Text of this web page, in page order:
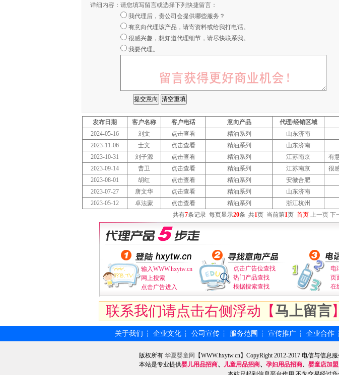
详细内容： 请您填写留言或选择下列快捷留言：
我代理后，贵公司会提供哪些服务？
有意向代理该产品，请寄资料或给我打电话。
很感兴趣，想知道代理细节，请尽快联系我。
我要代理。
发布日期 客户名称 客户电话 意向产品 代理/经销区域
2024-05-16
刘文 点击查看 精油系列
山东济南
2023-11-06
士文 点击查看 精油系列
山东济南
2023-10-31
刘子源 点击查看 精油系列 江苏南京
有
2023-09-14
曹卫 点击查看 精油系列 江苏南京
很
2023-08-01
胡红 点击查看 精油系列
安徽合肥
2023-07-27
唐文华 点击查看 精油系列
山东济南
2023-05-12
卓法蒙 点击查看 精油系列
浙江杭州
共有7条记录 每页显示20条 共1页 当前第1页 首页 上一页 下
输入WWW.hxytw.cn
网上搜索
点击广告进入
点击广告位查找
热门产品查找
根据搜索查找
电
页
在
联系我们请点击右侧浮动【马上留言
关于我们 ┆ 企业文化 ┆ 公司宣传 ┆ 服务范围 ┆ 宣传推广 ┆ 企业合作 ┆
版权所有 华夏婴童网 【WWW.hxytw.cn】CopyRight 2012-2017 电信与信息
本站是专业提供婴儿用品招商、 儿童用品招商、 孕妇用品招商、 婴童店加盟